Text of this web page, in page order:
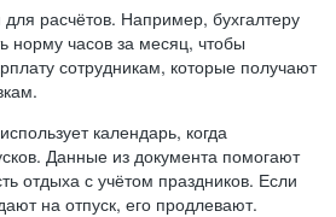
расчётов. Например, бухгалтеру
норму часов за месяц, чтобы
сотрудникам, которые получают
календарь, когда
Данные из документа помогают
отдыха с учётом праздников. Если
на отпуск, его продлевают.